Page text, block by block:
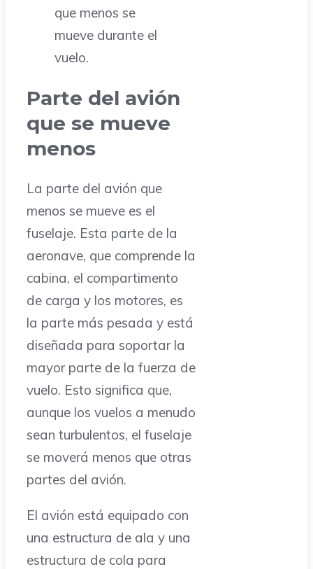
que menos se
mueve durante el
vuelo.
Parte del avión
que se mueve
menos
La parte del avión que
menos se mueve es el
fuselaje. Esta parte de la
aeronave, que comprende la
cabina, el compartimento
de carga y los motores, es
la parte más pesada y está
diseñada para soportar la
mayor parte de la fuerza de
vuelo. Esto significa que,
aunque los vuelos a menudo
sean turbulentos, el fuselaje
se moverá menos que otras
partes del avión.
El avión está equipado con
una estructura de ala y una
estructura de cola para